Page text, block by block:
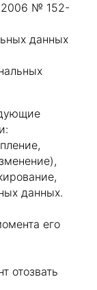
№ 152-
данных
данных.
его
отозвать